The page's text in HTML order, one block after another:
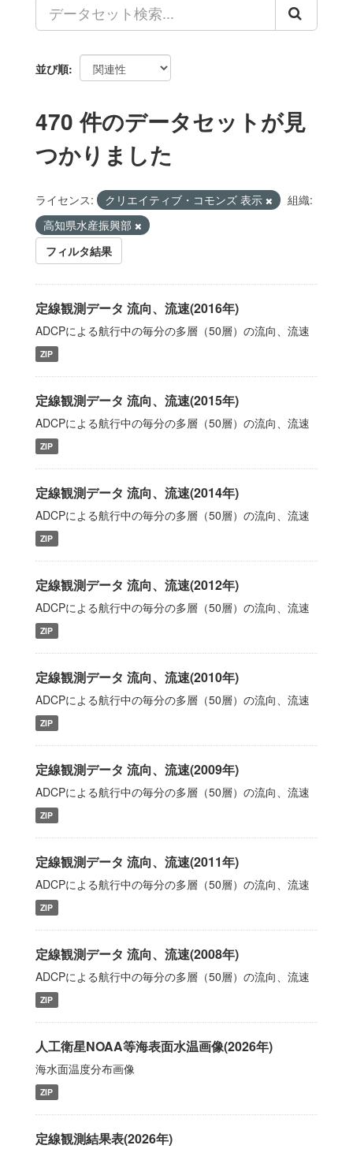
並び順
470 件のデータセットが見
つかりました
ライセンス: クリエイティブ・コモンズ 表示
組織:
高知県水産振興部
フィルタ結果
定線観測データ 流向、流速(2016年)
ADCPによる航行中の毎分の多層（50層）の流向、流速
ZIP
定線観測データ 流向、流速(2015年)
ADCPによる航行中の毎分の多層（50層）の流向、流速
ZIP
定線観測データ 流向、流速(2014年)
ADCPによる航行中の毎分の多層（50層）の流向、流速
ZIP
定線観測データ 流向、流速(2012年)
ADCPによる航行中の毎分の多層（50層）の流向、流速
ZIP
定線観測データ 流向、流速(2010年)
ADCPによる航行中の毎分の多層（50層）の流向、流速
ZIP
定線観測データ 流向、流速(2009年)
ADCPによる航行中の毎分の多層（50層）の流向、流速
ZIP
定線観測データ 流向、流速(2011年)
ADCPによる航行中の毎分の多層（50層）の流向、流速
ZIP
定線観測データ 流向、流速(2008年)
ADCPによる航行中の毎分の多層（50層）の流向、流速
ZIP
人工衛星NOAA等海表面水温画像(2026年)
海水面温度分布画像
ZIP
定線観測結果表(2026年)